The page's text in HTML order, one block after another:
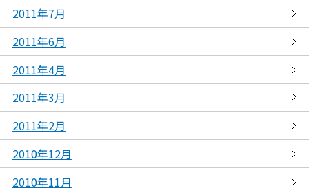
2011年7月
2011年6月
2011年4月
2011年3月
2011年2月
2010年12月
2010年11月